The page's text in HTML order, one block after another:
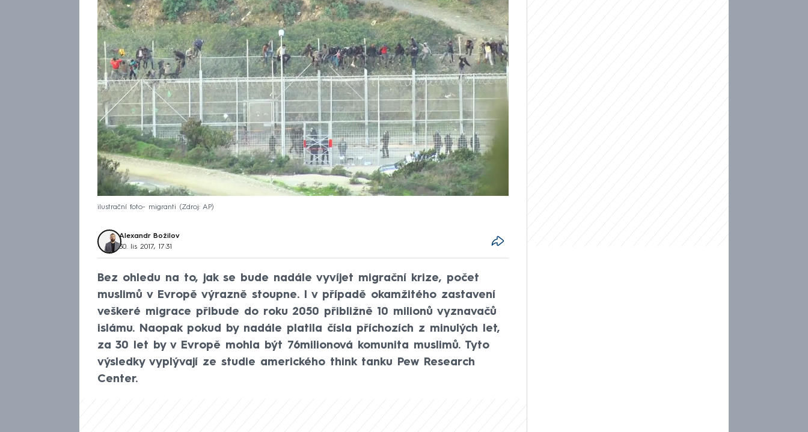
ilustrační foto- migranti Zdroj: AP
Alexandr Božilov
30. lis 2017, 17:31
Bez ohledu na to, jak se bude nadále vyvíjet migrační krize, počet
muslimů v Evropě výrazně stoupne. I v případě okamžitého zastavení
veškeré migrace přibude do roku 2050 přibližně 10 milionů vyznavačů
islámu. Naopak pokud by nadále platila čísla příchozích z minulých let,
za 30 let by v Evropě mohla být 76milionová komunita muslimů. Tyto
výsledky vyplývají ze studie amerického think tanku Pew Research
Center.